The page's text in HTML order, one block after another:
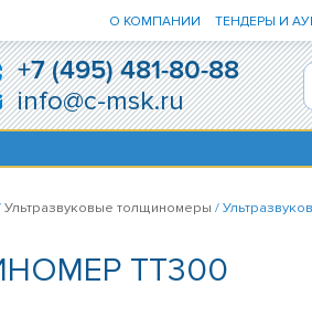
О КОМПАНИИ ТЕНДЕРЫ И
+7 (495) 481-80-88
info@c-msk.ru
Ультразвуковые толщиномеры /
TT300